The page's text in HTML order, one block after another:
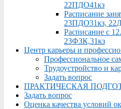
22ПДО41кз
Расписание
23ПДО31кз,
Расписание с
23ФЗК,31кз
Центр карьеры и
Профессиональное
Трудоустройство и
Задать вопрос
ПРАКТИЧЕСКАЯ
Задать вопрос
Оценка качества условий